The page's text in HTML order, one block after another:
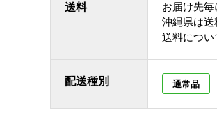
送料 お届け先毎
沖縄県は送
送料につい
配送種別 通常品